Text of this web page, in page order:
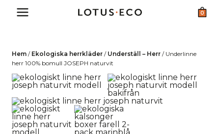
0
Hem / Ekologiska herrkläder / Underställ – Herr / Underlinne
herr 100% bomull JOSEPH naturvit